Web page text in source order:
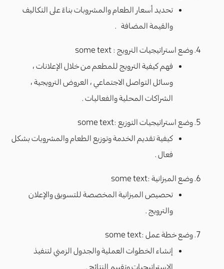
تحديد أسعار الطعام والمشروبات بناءً على التكاليف
والقيمة المضافة .
وضع استراتيجيات الترويج : some text
فهم كيفية الترويج للمطعم من خلال الإعلانات ،
وسائل التواصل الاجتماعي ، العروض الترويجية ،
الشراكات المحلية والفعاليات .
وضع استراتيجيات التوزيع :some text
كيفية تقديم الخدمة وتوزيع الطعام والمشروبات بشكل
فعال .
وضع الميزانية :some text
تحصيص الميزانية المخصصة للتسويق والإعلان
والترويج .
وضع خطة عمل :some text
إنشاء الخطوات العملية والجدول الزمني لتنفيذ
الاستراتيجيات وتقييم النتائج .